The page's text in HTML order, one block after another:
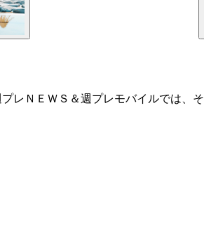
レＮＥＷＳ＆週プレモバイルでは、